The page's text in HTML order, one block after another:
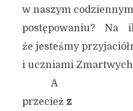
w naszym codziennym
postępowaniu? Na
że jesteśmy
i uczniami
A
przecież z